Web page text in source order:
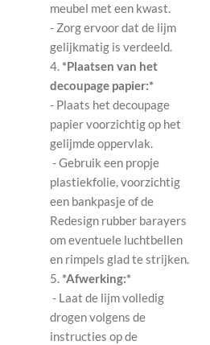
meubel met een kwast.
- Zorg ervoor dat de lijm
gelijkmatig is verdeeld.
4.*Plaatsen van het
decoupage papier:*
- Plaats het decoupage
papier voorzichtig op het
gelijmde oppervlak.
- Gebruik een propje
plastiekfolie, voorzichtig
een bankpasje of de
Redesign rubber barayers
om eventuele luchtbellen
en rimpels glad te strijken.
5.*Afwerking:*
- Laat de lijm volledig
drogen volgens de
instructies op de